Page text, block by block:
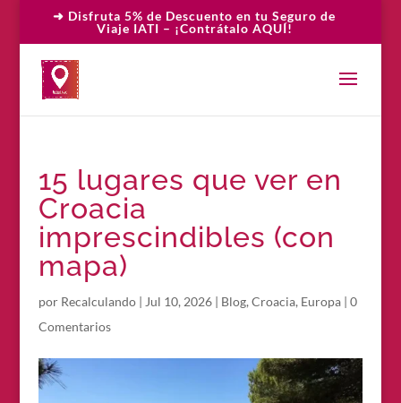
➜ Disfruta 5% de Descuento en tu Seguro de
Viaje IATI – ¡Contrátalo AQUÍ!
15 lugares que ver en
Croacia
imprescindibles (con
mapa)
por Recalculando| Jul 10, 2026| Blog, Croacia, Europa| 0
Comentarios